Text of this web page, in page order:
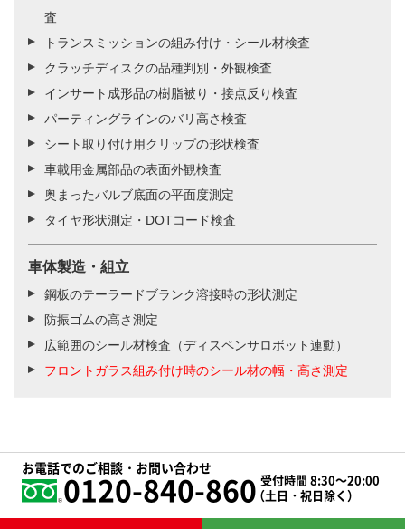
査
トランスミッションの組み付け・シール材検査
クラッチディスクの品種判別・外観検査
インサート成形品の樹脂被り・接点反り検査
パーティングラインのバリ高さ検査
シート取り付け用クリップの形状検査
車載用金属部品の表面外観検査
奥まったバルブ底面の平面度測定
タイヤ形状測定・DOTコード検査
車体製造・組立
鋼板のテーラードブランク溶接時の形状測定
防振ゴムの高さ測定
広範囲のシール材検査（ディスペンサロボット連動）
フロントガラス組み付け時のシール材の幅・高さ測定
お電話でのご相談・お問い合わせ
0120-840-860 受付時間 8:30～20:00
（土日・祝日除く）